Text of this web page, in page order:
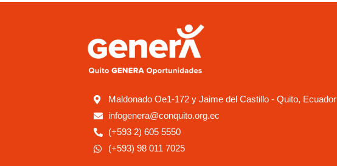
Maldonado Oe1-172 y Jaime del Castillo - Quito, Ecuador
infogenera@conquito.org.ec
(+593 2) 605 5550
(+593) 98 011 7025